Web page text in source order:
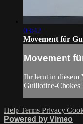
03:42
Movement für
Movement
Ihr lernt in diesem
Guillotine-Chokes
Help Terms Privacy
Powered by Vimeo